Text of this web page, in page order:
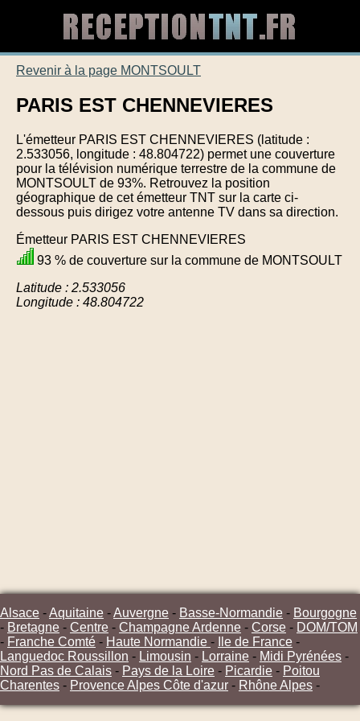
Revenir à la page MONTSOULT
PARIS EST CHENNEVIERES
L'émetteur PARIS EST CHENNEVIERES (latitude :
2.533056, longitude : 48.804722) permet une couverture
pour la télévision numérique terrestre de la commune de
MONTSOULT de 93%. Retrouvez la position
géographique de cet émetteur TNT sur la carte ci-
dessous puis dirigez votre antenne TV dans sa direction.
Émetteur PARIS EST CHENNEVIERES
93 % de couverture sur la commune de MONTSOULT
Latitude : 2.533056
Longitude : 48.804722
Alsace -Aquitaine -Auvergne - Basse-Normandie - Bourgogne
- Bretagne - Centre - Champagne Ardenne - Corse - DOM/TOM
- Franche Comté - Haute Normandie - Ile de France -
Languedoc Roussillon - Limousin - Lorraine - Midi Pyrénées -
Nord Pas de Calais - Pays de la Loire - Picardie - Poitou
Charentes - Provence Alpes Côte d'azur - Rhône Alpes -